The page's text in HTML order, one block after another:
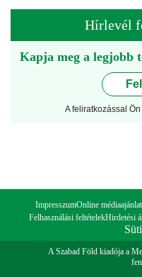
Hírlevél
Kapja meg a legjobb
A feliratkozással
ImpresszumOnline médiaajánlat
Felhasználási feltételekHirdetési
A Szabad Föld kiadója a